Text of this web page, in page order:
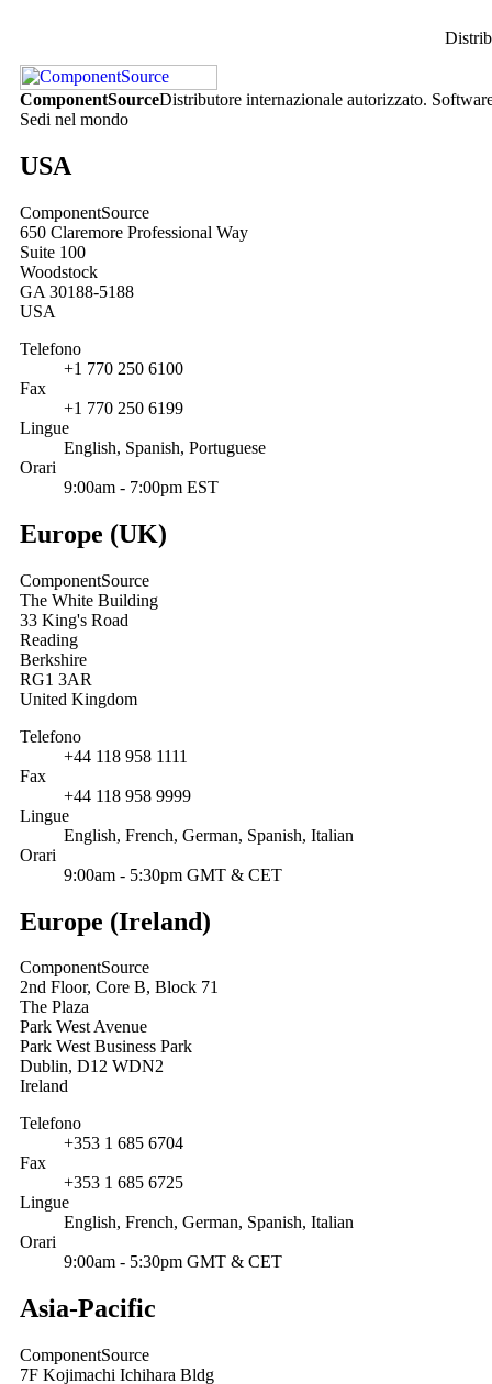
ComponentSourceDistributore internazionale autorizzato.
Sedi nel mondo
USA
ComponentSource
650 Claremore Professional Way
Suite 100
Woodstock
GA 30188-5188
USA
Telefono
+1 770 250 6100
Fax
+1 770 250 6199
Lingue
English, Spanish, Portuguese
Orari
9:00am - 7:00pm EST
Europe (UK)
ComponentSource
The White Building
33 King's Road
Reading
Berkshire
RG1 3AR
United Kingdom
Telefono
+44 118 958 1111
Fax
+44 118 958 9999
Lingue
English, French, German, Spanish, Italian
Orari
9:00am - 5:30pm GMT & CET
Europe (Ireland)
ComponentSource
2nd Floor, Core B, Block 71
The Plaza
Park West Avenue
Park West Business Park
Dublin, D12 WDN2
Ireland
Telefono
+353 1 685 6704
Fax
+353 1 685 6725
Lingue
English, French, German, Spanish, Italian
Orari
9:00am - 5:30pm GMT & CET
Asia-Pacific
ComponentSource
7F Kojimachi Ichihara Bldg